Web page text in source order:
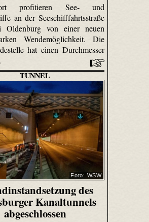
profitieren See- und
an der Seeschifffahrtsstraße
Oldenburg von einer neuen
Wendemöglichkeit. Die
hat einen Durchmesser
TUNNEL
Foto: WSW
des
Kanaltunnels
abgeschlossen